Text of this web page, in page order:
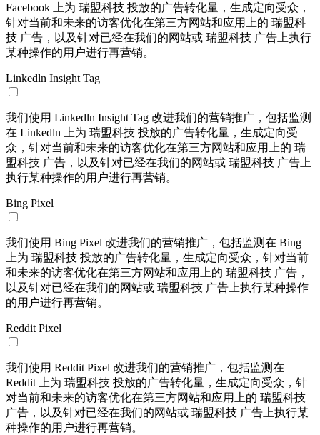
Facebook 上为 瑞盟科技 投放的广告转化量，生成定向受众，
针对当前和未来的访客优化在第三方网站和应用上的 瑞盟科
技 广告，以及针对已经在我们的网站或 瑞盟科技 广告上执行
某种操作的用户进行再营销。
Linkedln Insight Tag
我们使用 Linkedln Insight Tag 改进我们的营销推广，包括监测
在 Linkedln 上为 瑞盟科技 投放的广告转化量，生成定向受
众，针对当前和未来的访客优化在第三方网站和应用上的 瑞
盟科技 广告，以及针对已经在我们的网站或 瑞盟科技 广告上
执行某种操作的用户进行再营销。
Bing Pixel
我们使用 Bing Pixel 改进我们的营销推广，包括监测在 Bing
上为 瑞盟科技 投放的广告转化量，生成定向受众，针对当前
和未来的访客优化在第三方网站和应用上的 瑞盟科技 广告，
以及针对已经在我们的网站或 瑞盟科技 广告上执行某种操作
的用户进行再营销。
Reddit Pixel
我们使用 Reddit Pixel 改进我们的营销推广，包括监测在
Reddit 上为 瑞盟科技 投放的广告转化量，生成定向受众，针
对当前和未来的访客优化在第三方网站和应用上的 瑞盟科技
广告，以及针对已经在我们的网站或 瑞盟科技 广告上执行某
种操作的用户进行再营销。